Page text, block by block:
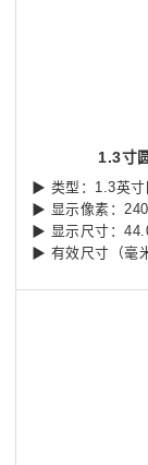
1.3寸
▶ 类型：1.3英寸
▶ 显示像素：
▶ 显示尺寸：
▶ 有效尺寸（毫